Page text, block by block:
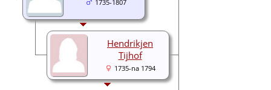
1735-1807
Hendrikjen
Tijhof
1735-na 1794